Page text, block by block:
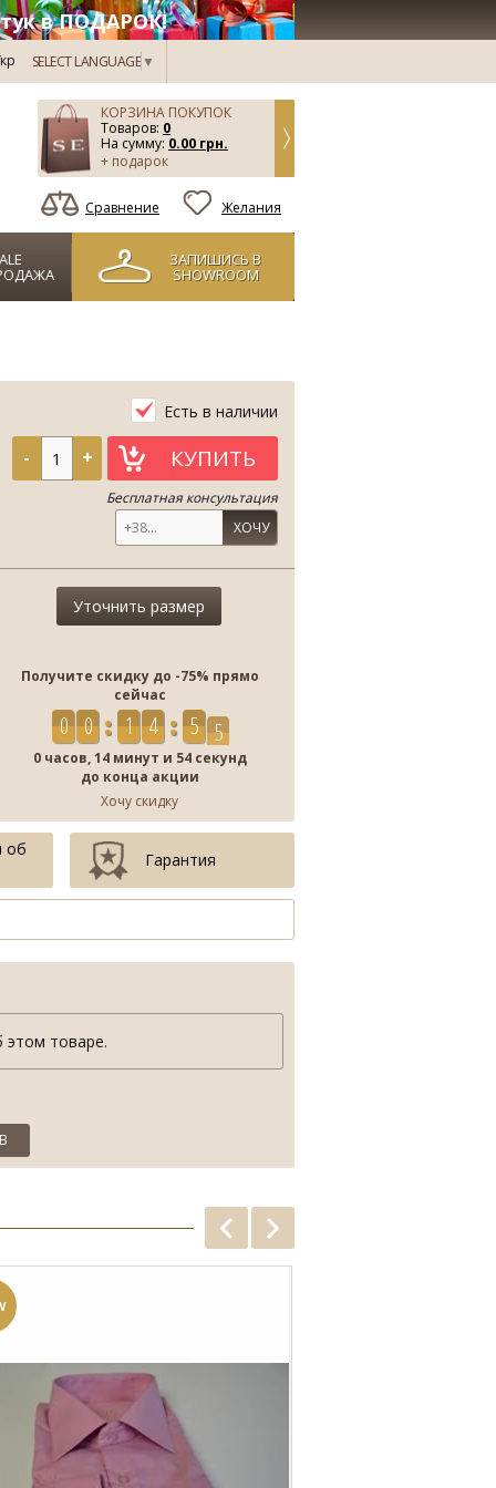
в ПОДАРОК!
SELECT LANGUAGE▼
КОРЗИНА ПОКУПОК
Товаров: 0
На сумму: 0.00 грн.
+ подарок
Сравнение Желания
ЗАПИШИСЬ В
SHOWROOM
Есть в наличии
- + КУПИТЬ
Бесплатная консультация
ХОЧУ
Уточнить размер
Получите скидку до -75% прямо
сейчас
0 0 1 4 5 4
0 часов, 14 минут и 54 секунд
до конца акции
Хочу скидку
об
Гарантия
товаре.